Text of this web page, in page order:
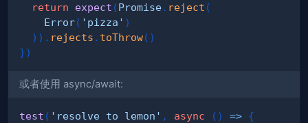
return expect (Promise. reject (
Error( 'pizza' )
) ) . rejects . toThrow( )
})
或者使用 async/await:
test ( 'resolve to lemon' , async ( ) => {